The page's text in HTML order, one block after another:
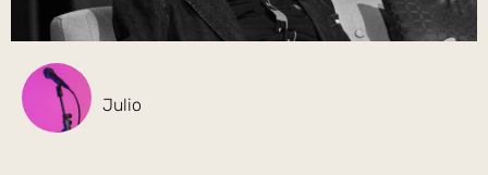
Julio